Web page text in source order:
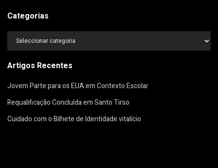
Categorias
Categorias
Artigos Recentes
Jovem Parte para os EUA em Contexto Escolar
Requalificação Concluída em Santo Tirso
Cuidado com o Bilhete de Identidade vitalício